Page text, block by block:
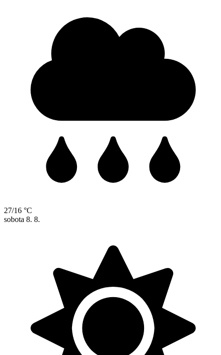
27/16 °C
sobota 8. 8.